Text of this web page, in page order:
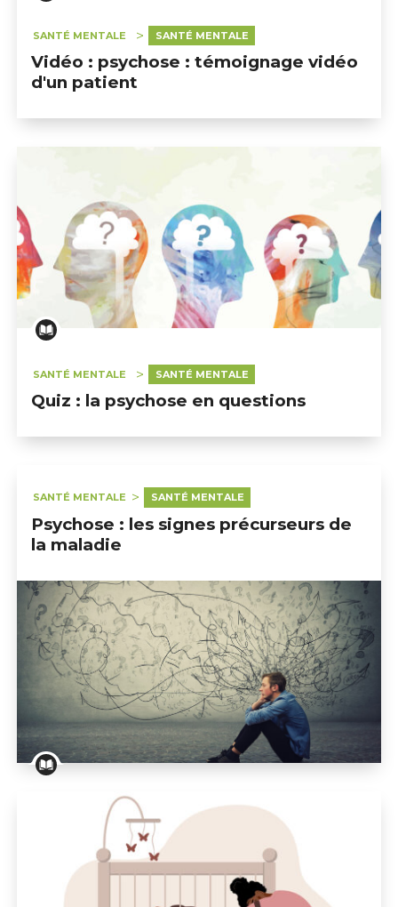
SANTÉ MENTALE SANTÉ MENTALE
Vidéo : psychose : témoignage vidéo
d'un patient
SANTÉ MENTALE SANTÉ MENTALE
Quiz : la psychose en questions
SANTÉ MENTALE SANTÉ MENTALE
Psychose : les signes précurseurs de
la maladie
Psychose : les signes précurseurs de la maladie